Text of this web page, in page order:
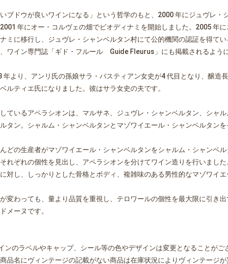
いブドウが良いワインになる」という哲学のもと、2000 年にジュヴレ・
年にオー・コルヴェの畑でビオディナミを開始しました。2005 年
ミに移行し、ジュヴレ・シャンベルタン村にて公的機関の認証を得て
ワイン専門誌「ギド・フルール Guide Fleurus」にも掲載されるように
年より、アンリ氏の孫娘サラ・バスティアン女史が4 代目となり、醸造
ルティエ氏になりました。彼はサラ女史の夫です。
ているアペラシオンは、マルサネ、ジュヴレ・シャンベルタン、シャ
タン。シャルム・シャンベルタンとマゾワイエール・シャンベルタン
どの生産者がマゾワイエール・シャンベルタンをシャルム・シャンベ
れぞれの個性を見出し、アペラシオンを分けてワイン造りを行いまし
対し、しっかりとした骨格とボディ、複雑味のある男性的なマゾワイエ
変わっても、量より品質を重視し、テロワールの個性を最大限に引き
メーヌです。
ンのラベルやキャップ、シール等の色やデザインは変更となることがご
品名にヴィンテージの記載がない商品は在庫状況によりヴィンテージが